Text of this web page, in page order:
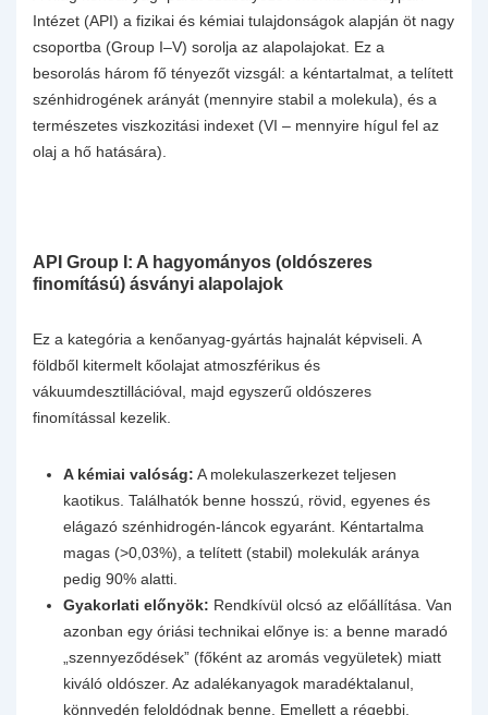
Intézet (API) a fizikai és kémiai tulajdonságok alapján öt nagy
csoportba (Group I–V) sorolja az alapolajokat. Ez a
besorolás három fő tényezőt vizsgál: a kéntartalmat, a telített
szénhidrogének arányát (mennyire stabil a molekula), és a
természetes viszkozitási indexet (VI – mennyire hígul fel az
olaj a hő hatására).
API Group I: A hagyományos (oldószeres
finomítású) ásványi alapolajok
Ez a kategória a kenőanyag-gyártás hajnalát képviseli. A
földből kitermelt kőolajat atmoszférikus és
vákuumdesztillációval, majd egyszerű oldószeres
finomítással kezelik.
A kémiai valóság: A molekulaszerkezet teljesen
kaotikus. Találhatók benne hosszú, rövid, egyenes és
elágazó szénhidrogén-láncok egyaránt. Kéntartalma
magas (>0,03%), a telített (stabil) molekulák aránya
pedig 90% alatti.
Gyakorlati előnyök: Rendkívül olcsó az előállítása. Van
azonban egy óriási technikai előnye is: a benne maradó
„szennyeződések” (főként az aromás vegyületek) miatt
kiváló oldószer. Az adalékanyagok maradéktalanul,
könnyedén feloldódnak benne. Emellett a régebbi,